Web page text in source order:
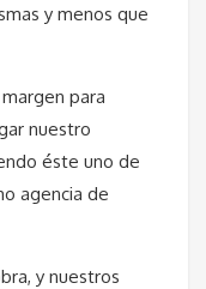
y menos que
para
nuestro
éste uno de
agencia de
y nuestros